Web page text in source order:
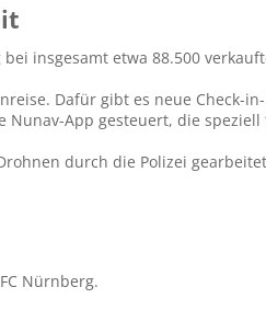
insgesamt etwa 88.500
Dafür gibt es neue Check-
App gesteuert, die
durch die Polizei
Nürnberg.